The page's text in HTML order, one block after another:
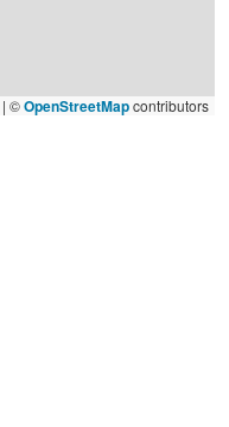
| ©OpenStreetMapcontributors